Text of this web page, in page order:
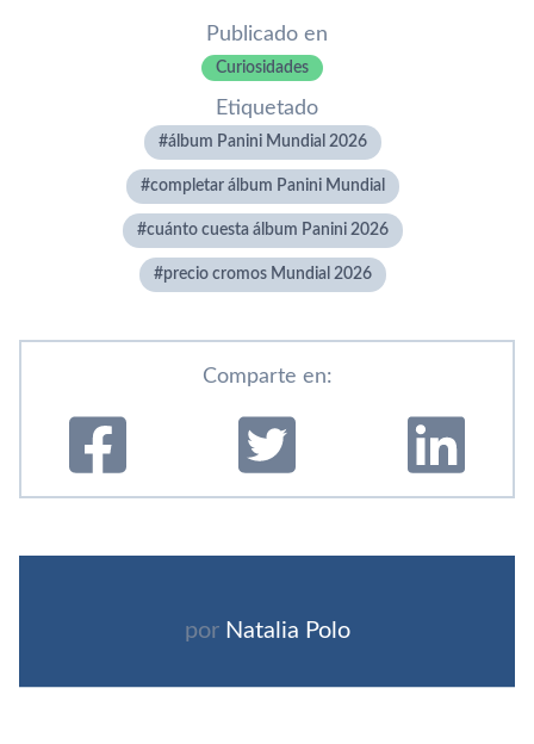
Publicado en
Curiosidades
Etiquetado
álbum Panini Mundial 2026
completar álbum Panini Mundial
cuánto cuesta álbum Panini 2026
precio cromos Mundial 2026
Comparte en:
por Natalia Polo